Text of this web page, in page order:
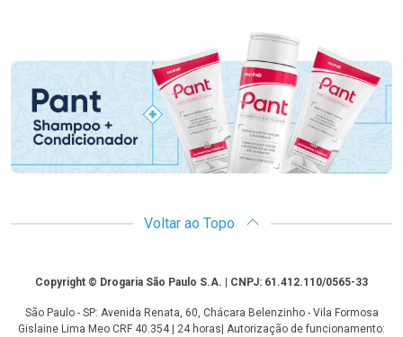
Voltar ao Topo
CopyrightCopyright © Drogaria São Paulo S.A. | CNPJ: 61.412.110/0565-33
São Paulo - SP: Avenida Renata, 60, Chácara Belenzinho - Vila Formosa
Gislaine Lima Meo CRF 40.354 | 24 horas| Autorização de funcionamento: